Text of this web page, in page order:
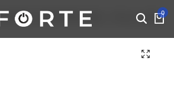
0
HISENSE KB35YR3EG 12ka – Klima uređaj